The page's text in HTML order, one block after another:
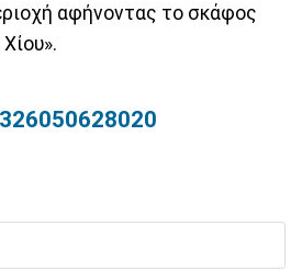
αφήνοντας το σκάφος